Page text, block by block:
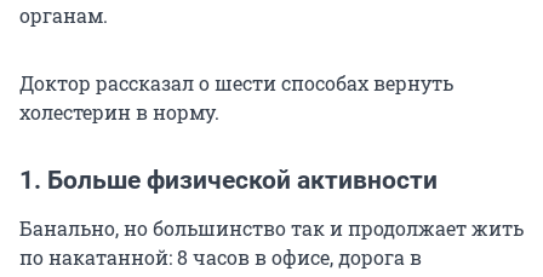
органам.
Доктор рассказал о шести способах вернуть
холестерин в норму.
1. Больше физической активности
Банально, но большинство так и продолжает жить
по накатанной: 8 часов в офисе, дорога в